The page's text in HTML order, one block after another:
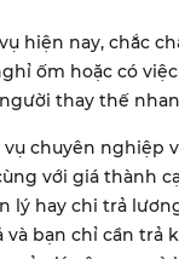
hiện nay, chắc
ốm hoặc có
thay thế
chuyên nghiệp
với giá thành
lý hay chi trả
bạn chỉ cần trả